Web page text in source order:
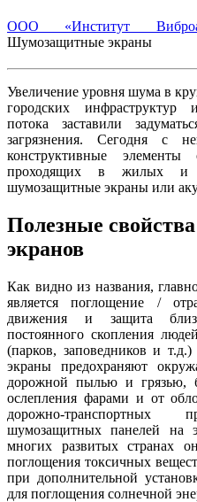
ООО «Институт
Шумозащитные экраны
Увеличение уровня шума в
городских инфраструктур
потока заставили
загрязнения. Сегодня с
конструктивные элементы
проходящих в жилых и
шумозащитные экраны или
Полезные
экранов
Как видно из названия,
является поглощение /
движения и защита
постоянного скопления
(парков, заповедников и
экраны предохраняют
дорожной пылью и грязью,
ослепления фарами и от
дорожно-транспортных
шумозащитных панелей на
многих развитых странах
поглощения токсичных
при дополнительной
для поглощения солнечной